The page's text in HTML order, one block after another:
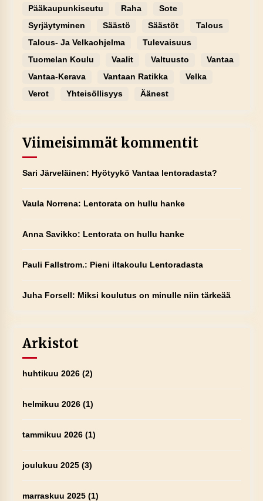
Pääkaupunkiseutu Raha
Sote
Syrjäytyminen
Säästö Säästöt
Talous
Talous- Ja Velkaohjelma
Tulevaisuus
Tuomelan Koulu
Vaalit Valtuusto
Vantaa
Vantaa-Kerava
Vantaan Ratikka
Velka
Verot
Yhteisöllisyys Äänest
Viimeisimmät kommentit
Sari Järveläinen: Hyötyykö Vantaa lentoradasta?
Vaula Norrena: Lentorata on hullu hanke
Anna Savikko: Lentorata on hullu hanke
Pauli Fallstrom.: Pieni iltakoulu Lentoradasta
Juha Forsell: Miksi koulutus on minulle niin tärkeää
Arkistot
huhtikuu 2026(2)
helmikuu 2026(1)
tammikuu 2026(1)
joulukuu 2025(3)
marraskuu 2025(1)